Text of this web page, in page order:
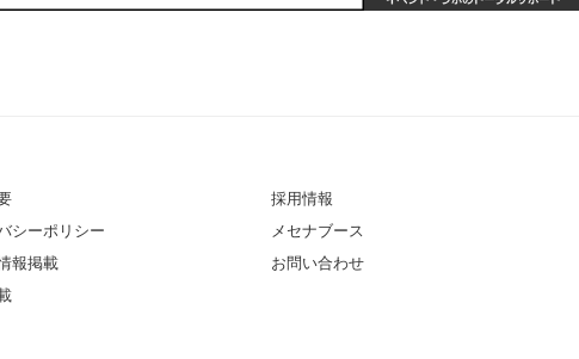
シーポリシー
報掲載
採用情報
メセナブース
お問い合わせ